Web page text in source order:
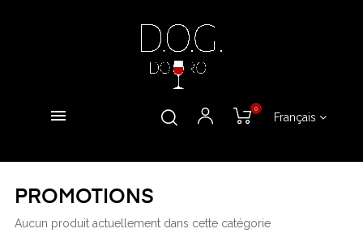
Français
0
PROMOTIONS
Aucun produit actuellement dans cette catégorie